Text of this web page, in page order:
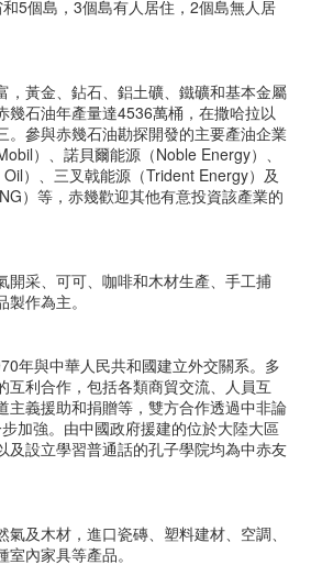
5個島，3個島有人居住，2個島無人居
，黃金、鉆石、鋁土礦、鐵礦和基本金屬
幾石油年產量達4536萬桶，在撒哈拉以
。參與赤幾石油勘探開發的主要產油企業
）、諾貝爾能源（Noble Energy）、
）、三叉戟能源（Trident Energy）及
）等，赤幾歡迎其他有意投資該產業的
開采、可可、咖啡和木材生產、手工捕
作為主。
年與中華人民共和國建立外交關系。多
互利合作，包括各類商貿交流、人員互
主義援助和捐贈等，雙方合作透過中非論
加強。由中國政府援建的位於大陸大區
及設立學習普通話的孔子學院均為中赤友
及木材，進口瓷磚、塑料建材、空調、
內家具等產品。